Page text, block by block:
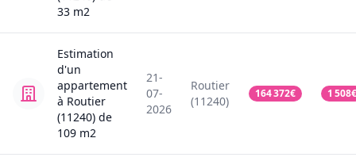
33 m2
Estimation
d'un
appartement
à Routier
(11240) de
109 m2
21-
07-
2026
Routier
(11240)
164 372€ 1 508€